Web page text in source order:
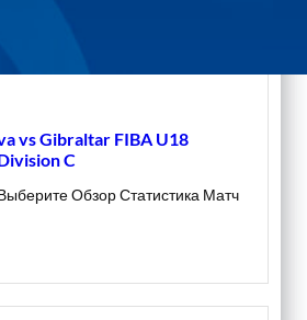
vs Gibraltar FIBA U18
C
Обзор Статистика Матч